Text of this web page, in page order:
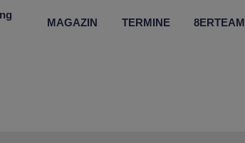
MAGAZIN TERMINE 8ERTEAM